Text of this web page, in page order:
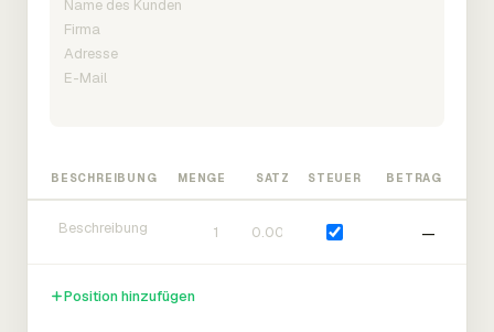
BESCHREIBUNG MENGE SATZ STEUER BETRAG
—
Position hinzufügen